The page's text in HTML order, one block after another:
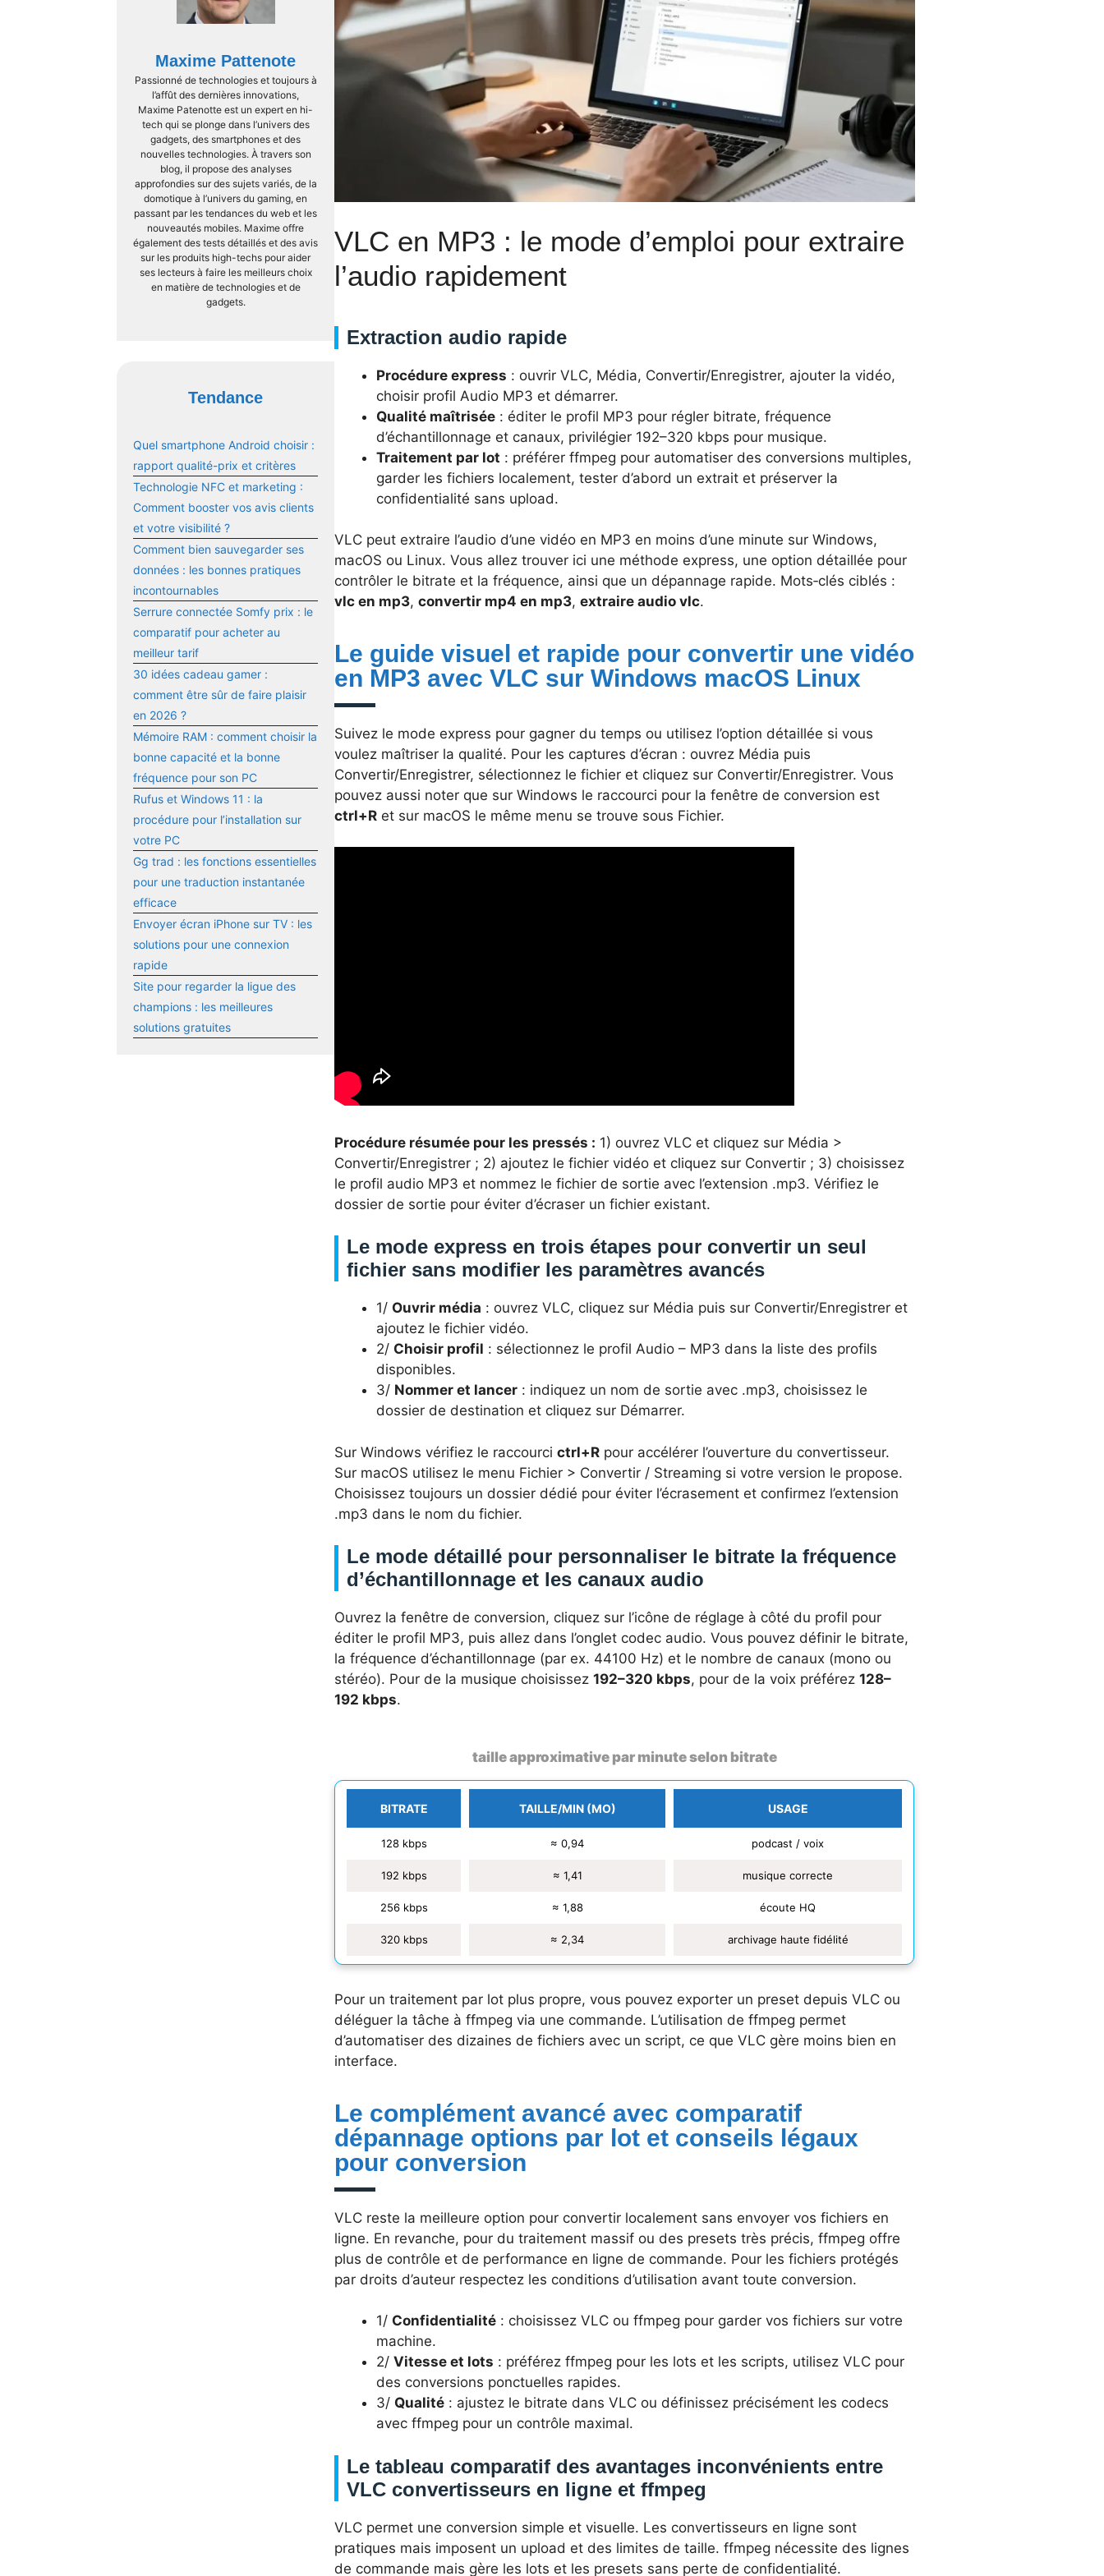
Maxime Pattenote
Passionné de technologies et toujours à
l’affût des dernières innovations,
Maxime Patenotte est un expert en hi-
tech qui se plonge dans l’univers des
gadgets, des smartphones et des
nouvelles technologies. À travers son
blog, il propose des analyses
approfondies sur des sujets variés, de la
domotique à l’univers du gaming, en
passant par les tendances du web et les
nouveautés mobiles. Maxime offre
également des tests détaillés et des avis
sur les produits high-techs pour aider
ses lecteurs à faire les meilleurs choix
en matière de technologies et de
gadgets.
Tendance
Quel smartphone Android choisir :
rapport qualité-prix et critères
Technologie NFC et marketing :
Comment booster vos avis clients
et votre visibilité ?
Comment bien sauvegarder ses
données : les bonnes pratiques
incontournables
Serrure connectée Somfy prix : le
comparatif pour acheter au
meilleur tarif
30 idées cadeau gamer :
comment être sûr de faire plaisir
en 2026 ?
Mémoire RAM : comment choisir la
bonne capacité et la bonne
fréquence pour son PC
Rufus et Windows 11 : la
procédure pour l’installation sur
votre PC
Gg trad : les fonctions essentielles
pour une traduction instantanée
efficace
Envoyer écran iPhone sur TV : les
solutions pour une connexion
rapide
Site pour regarder la ligue des
champions : les meilleures
solutions gratuites
VLC en MP3 : le mode d’emploi pour extraire
l’audio rapidement
Extraction audio rapide
Procédure express : ouvrir VLC, Média, Convertir/Enregistrer, ajouter la vidéo,
choisir profil Audio MP3 et démarrer.
Qualité maîtrisée : éditer le profil MP3 pour régler bitrate, fréquence
d’échantillonnage et canaux, privilégier 192–320 kbps pour musique.
Traitement par lot : préférer ffmpeg pour automatiser des conversions multiples,
garder les fichiers localement, tester d’abord un extrait et préserver la
confidentialité sans upload.
VLC peut extraire l’audio d’une vidéo en MP3 en moins d’une minute sur Windows,
macOS ou Linux. Vous allez trouver ici une méthode express, une option détaillée pour
contrôler le bitrate et la fréquence, ainsi que un dépannage rapide. Mots‑clés ciblés :
vlc en mp3, convertir mp4 en mp3, extraire audio vlc.
Le guide visuel et rapide pour convertir une vidéo
en MP3 avec VLC sur Windows macOS Linux
Suivez le mode express pour gagner du temps ou utilisez l’option détaillée si vous
voulez maîtriser la qualité. Pour les captures d’écran : ouvrez Média puis
Convertir/Enregistrer, sélectionnez le fichier et cliquez sur Convertir/Enregistrer. Vous
pouvez aussi noter que sur Windows le raccourci pour la fenêtre de conversion est
ctrl+R et sur macOS le même menu se trouve sous Fichier.
Procédure résumée pour les pressés : 1) ouvrez VLC et cliquez sur Média >
Convertir/Enregistrer ; 2) ajoutez le fichier vidéo et cliquez sur Convertir ; 3) choisissez
le profil audio MP3 et nommez le fichier de sortie avec l’extension .mp3. Vérifiez le
dossier de sortie pour éviter d’écraser un fichier existant.
Le mode express en trois étapes pour convertir un seul
fichier sans modifier les paramètres avancés
1/ Ouvrir média : ouvrez VLC, cliquez sur Média puis sur Convertir/Enregistrer et
ajoutez le fichier vidéo.
2/ Choisir profil : sélectionnez le profil Audio – MP3 dans la liste des profils
disponibles.
3/ Nommer et lancer : indiquez un nom de sortie avec .mp3, choisissez le
dossier de destination et cliquez sur Démarrer.
Sur Windows vérifiez le raccourci ctrl+R pour accélérer l’ouverture du convertisseur.
Sur macOS utilisez le menu Fichier > Convertir / Streaming si votre version le propose.
Choisissez toujours un dossier dédié pour éviter l’écrasement et confirmez l’extension
.mp3 dans le nom du fichier.
Le mode détaillé pour personnaliser le bitrate la fréquence
d’échantillonnage et les canaux audio
Ouvrez la fenêtre de conversion, cliquez sur l’icône de réglage à côté du profil pour
éditer le profil MP3, puis allez dans l’onglet codec audio. Vous pouvez définir le bitrate,
la fréquence d’échantillonnage (par ex. 44100 Hz) et le nombre de canaux (mono ou
stéréo). Pour de la musique choisissez 192–320 kbps, pour de la voix préférez 128–
192 kbps.
taille approximative par minute selon bitrate
BITRATE TAILLE/MIN (MO) USAGE
128 kbps ≈ 0,94 podcast / voix
192 kbps ≈ 1,41 musique correcte
256 kbps ≈ 1,88 écoute HQ
320 kbps ≈ 2,34 archivage haute fidélité
Pour un traitement par lot plus propre, vous pouvez exporter un preset depuis VLC ou
déléguer la tâche à ffmpeg via une commande. L’utilisation de ffmpeg permet
d’automatiser des dizaines de fichiers avec un script, ce que VLC gère moins bien en
interface.
Le complément avancé avec comparatif
dépannage options par lot et conseils légaux
pour conversion
VLC reste la meilleure option pour convertir localement sans envoyer vos fichiers en
ligne. En revanche, pour du traitement massif ou des presets très précis, ffmpeg offre
plus de contrôle et de performance en ligne de commande. Pour les fichiers protégés
par droits d’auteur respectez les conditions d’utilisation avant toute conversion.
1/ Confidentialité : choisissez VLC ou ffmpeg pour garder vos fichiers sur votre
machine.
2/ Vitesse et lots : préférez ffmpeg pour les lots et les scripts, utilisez VLC pour
des conversions ponctuelles rapides.
3/ Qualité : ajustez le bitrate dans VLC ou définissez précisément les codecs
avec ffmpeg pour un contrôle maximal.
Le tableau comparatif des avantages inconvénients entre
VLC convertisseurs en ligne et ffmpeg
VLC permet une conversion simple et visuelle. Les convertisseurs en ligne sont
pratiques mais imposent un upload et des limites de taille. ffmpeg nécessite des lignes
de commande mais gère les lots et les presets sans perte de confidentialité.